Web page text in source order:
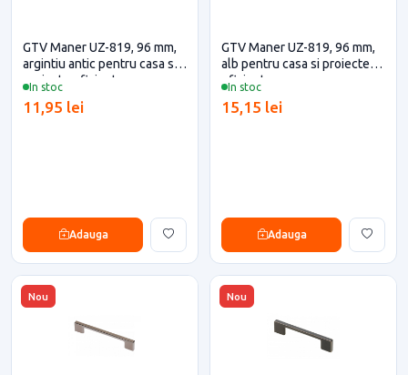
In stoc
GTV Maner UZ-819, 96 mm,
argintiu antic pentru casa si
proiecte eficiente
11,95 lei
Adauga
In stoc
GTV Maner UZ-819, 96 mm,
alb pentru casa si proiecte
eficiente
15,15 lei
Adauga
Nou Nou